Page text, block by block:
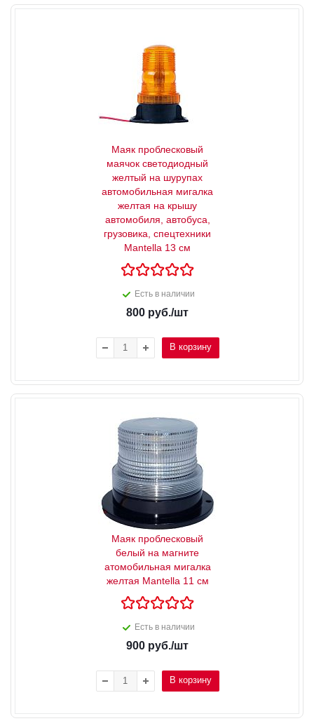
Маяк проблесковый
маячок светодиодный
желтый на шурупах
автомобильная мигалка
желтая на крышу
автомобиля, автобуса,
грузовика, спецтехники
Mantella 13 см
Есть в наличии
800 руб./шт
В корзину
Маяк проблесковый
белый на магните
атомобильная мигалка
желтая Mantella 11 см
Есть в наличии
900 руб./шт
В корзину